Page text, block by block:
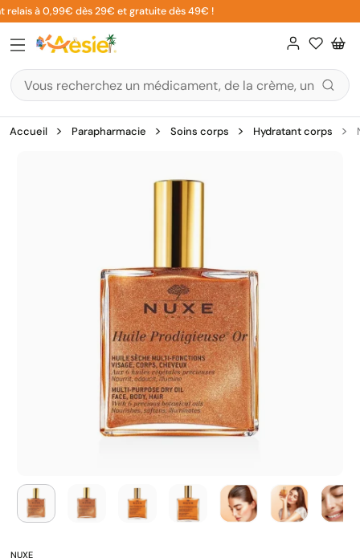
Aller
au
contenu
à 0,99€ dès 29€ et gratuite dès 49€ !
Accueil Parapharmacie Soins corps Hydratant corps
NUXE